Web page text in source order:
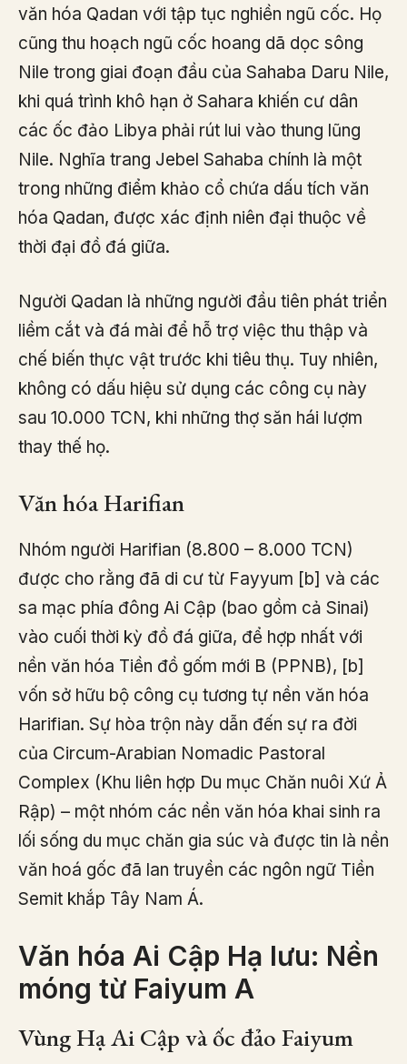
văn hóa Qadan với tập tục nghiền ngũ cốc. Họ
cũng thu hoạch ngũ cốc hoang dã dọc sông
Nile trong giai đoạn đầu của Sahaba Daru Nile,
khi quá trình khô hạn ở Sahara khiến cư dân
các ốc đảo Libya phải rút lui vào thung lũng
Nile. Nghĩa trang Jebel Sahaba chính là một
trong những điểm khảo cổ chứa dấu tích văn
hóa Qadan, được xác định niên đại thuộc về
thời đại đồ đá giữa.
Người Qadan là những người đầu tiên phát triển
liềm cắt và đá mài để hỗ trợ việc thu thập và
chế biến thực vật trước khi tiêu thụ. Tuy nhiên,
không có dấu hiệu sử dụng các công cụ này
sau 10.000 TCN, khi những thợ săn hái lượm
thay thế họ.
Văn hóa Harifian
Nhóm người Harifian (8.800 – 8.000 TCN)
được cho rằng đã di cư từ Fayyum [b] và các
sa mạc phía đông Ai Cập (bao gồm cả Sinai)
vào cuối thời kỳ đồ đá giữa, để hợp nhất với
nền văn hóa Tiền đồ gốm mới B (PPNB), [b]
vốn sở hữu bộ công cụ tương tự nền văn hóa
Harifian. Sự hòa trộn này dẫn đến sự ra đời
của Circum-Arabian Nomadic Pastoral
Complex (Khu liên hợp Du mục Chăn nuôi Xứ Ả
Rập) – một nhóm các nền văn hóa khai sinh ra
lối sống du mục chăn gia súc và được tin là nền
văn hoá gốc đã lan truyền các ngôn ngữ Tiền
Semit khắp Tây Nam Á.
Văn hóa Ai Cập Hạ lưu: Nền
móng từ Faiyum A
Vùng Hạ Ai Cập và ốc đảo Faiyum